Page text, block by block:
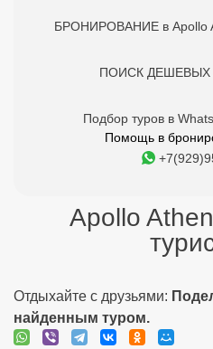
БРОНИРОВАНИЕ в Apollo
ПОИСК ДЕШЕВЫХ
Подбор туров в
Помощь в
Apollo
Отдыхайте с друзьями:
найденным туром.